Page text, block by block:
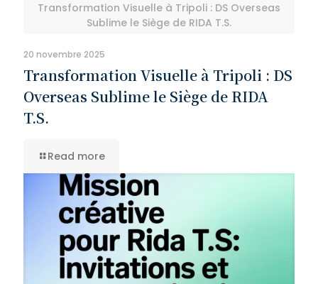
Transformation Visuelle à Tripoli : DS Overseas
Sublime le Siège de RIDA T.S.
20 novembre 2025
Transformation Visuelle à Tripoli : DS
Overseas Sublime le Siège de RIDA
T.S.
Read more